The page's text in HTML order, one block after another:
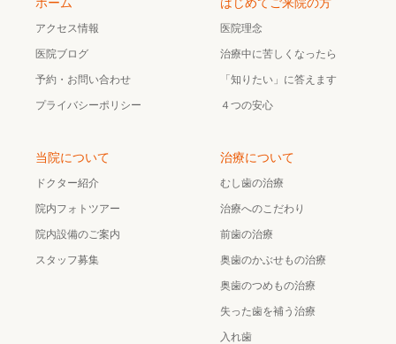
アクセス情報
医院ブログ
予約・お問い合わせ
プライバシーポリシー
医院理念
治療中に苦しくなったら
「知りたい」に答えます
４つの安心
当院について
ドクター紹介
院内フォトツアー
院内設備のご案内
スタッフ募集
治療について
むし歯の治療
治療へのこだわり
前歯の治療
奥歯のかぶせもの治療
奥歯のつめもの治療
失った歯を補う治療
入れ歯